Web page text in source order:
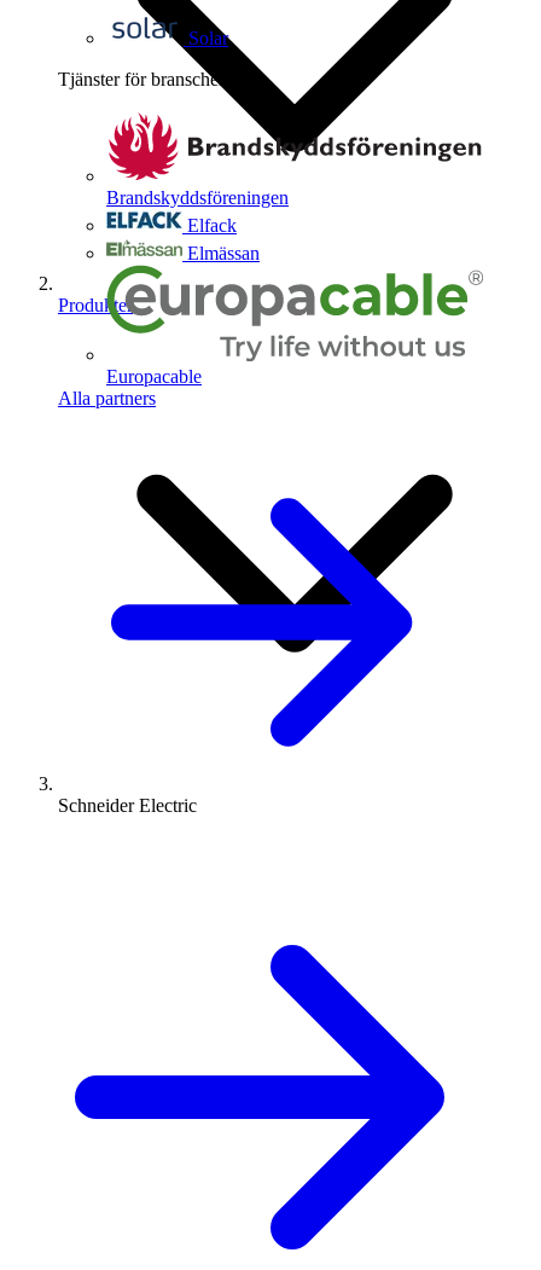
Solar
Tjänster för branschen
Brandskyddsföreningen
Elfack
Elmässan
Europacable
Alla partners
Produkter
Schneider Electric